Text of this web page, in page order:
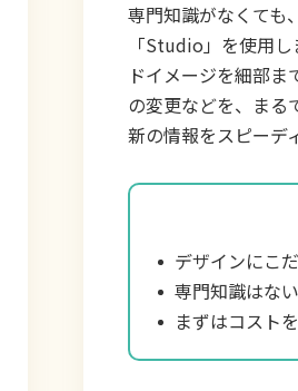
専門知識がなくても
「Studio」を使用
ドイメージを細部
の変更などを、まる
新の情報をスピーデ
デザインにこ
専門知識はな
まずはコスト